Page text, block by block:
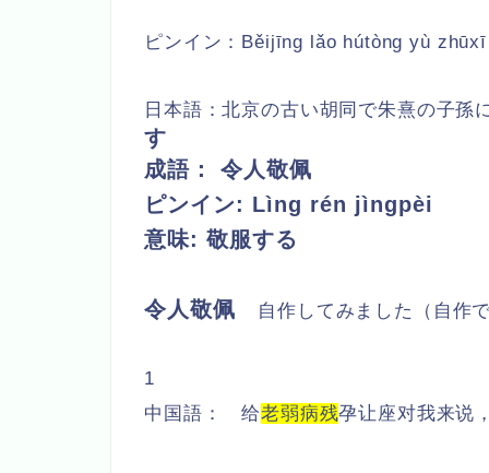
ピンイン： Běijīng lǎo hútòng yù
日本語：北京の古い胡同で朱熹の子孫
す
成語： 令人敬佩
ピンイン: Lìng rén jìngpèi
意味: 敬服する
令人敬佩 自作 してみました（自作
1
中国語： 给老弱病残孕让座对我来说